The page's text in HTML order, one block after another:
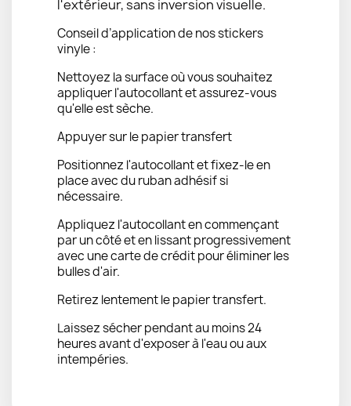
l'extérieur, sans inversion visuelle.
Conseil d’application de nos stickers
vinyle :
Nettoyez la surface où vous souhaitez
appliquer l'autocollant et assurez-vous
qu'elle est sèche.
Appuyer sur le papier transfert
Positionnez l'autocollant et fixez-le en
place avec du ruban adhésif si
nécessaire.
Appliquez l'autocollant en commençant
par un côté et en lissant progressivement
avec une carte de crédit pour éliminer les
bulles d'air.
Retirez lentement le papier transfert.
Laissez sécher pendant au moins 24
heures avant d'exposer à l'eau ou aux
intempéries.